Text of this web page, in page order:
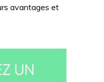
avantages et
UN